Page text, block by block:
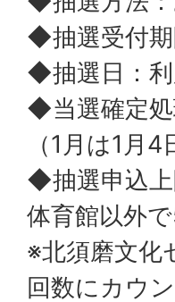
◆抽選受付期
◆抽選日：
◆当選確定処
（1月は1月
◆抽選申込上
体育館以外
※北須磨文化
回数にカウ